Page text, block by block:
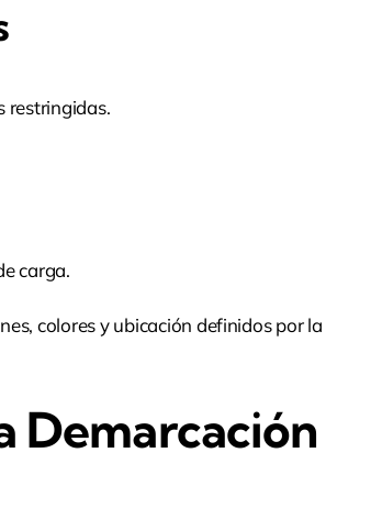
restringidas.
carga.
colores y ubicación definidos por la
Demarcación